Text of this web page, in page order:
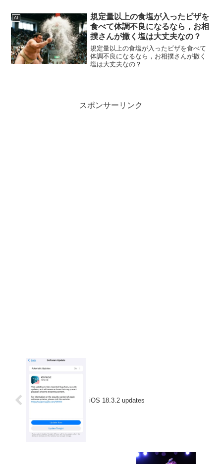
AI
規定量以上の食塩が入ったビザを
食べて体調不良になるなら，お相
撲さんが撒く塩は大丈夫なの？
規定量以上の食塩が入ったビザを食べて
体調不良になるなら，お相撲さんが撒く
塩は大丈夫なの？
スポンサーリンク
iOS 18.3.2 updates